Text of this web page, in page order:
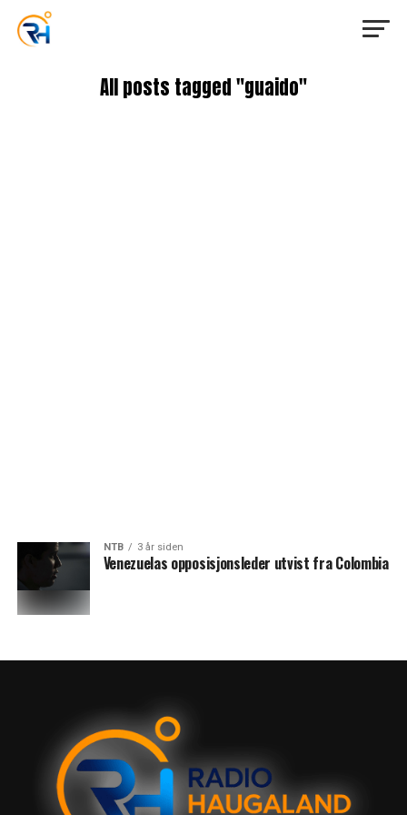
All posts tagged "guaido"
NTB 3 år siden
Venezuelas opposisjonsleder utvist fra Colombia